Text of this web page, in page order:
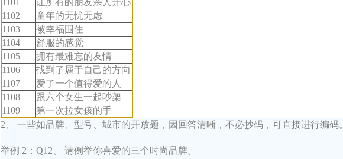
1101
让所有的朋友亲人开心
1102
童年的无忧无虑
1103
被幸福围住
1104
舒服的感觉
1105
拥有最难忘的友情
1106
找到了属于自己的方向
1107
爱了一个值得爱的人
1108
跟六个女生一起吵架
1109
第一次拉女孩的手
2、 一些如品牌、型号、城市的开放题，因回答清晰，不必抄码，可直接进行编码
举例 2：Q12、 请例举你喜爱的三个时尚品牌。